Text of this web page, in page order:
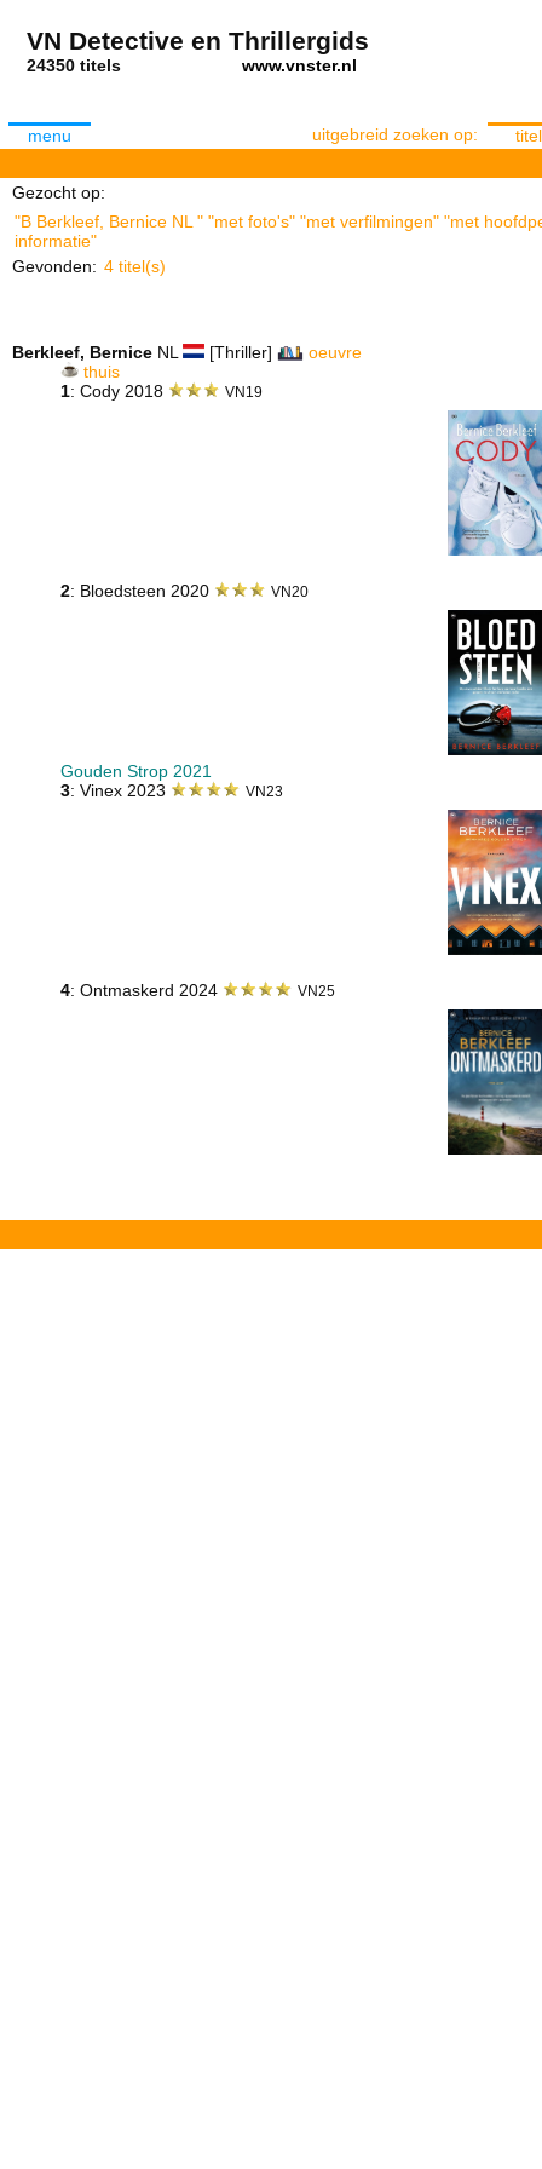
VN Detective en Thrillergids
24350 titels www.vnster.nl
menu uitgebreid zoeken op: titel
Gezocht op:
"B Berkleef, Bernice NL " "met foto's" "met verfilmingen" "met
informatie"
Gevonden: 4 titel(s)
Berkleef, Bernice NL [Thriller]
oeuvre
thuis
1: Cody 2018 VN19
2: Bloedsteen 2020 VN20
Gouden Strop 2021
3: Vinex 2023 VN23
4: Ontmaskerd 2024 VN25